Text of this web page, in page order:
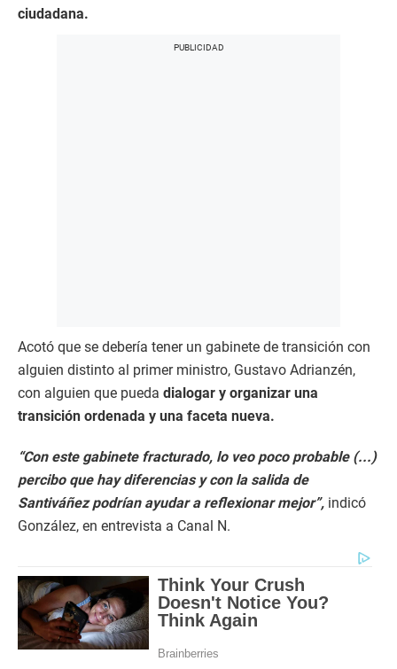
ciudadana.
Acotó que se debería tener un gabinete de transición con
alguien distinto al primer ministro, Gustavo Adrianzén,
con alguien que pueda dialogar y organizar una
transición ordenada y una faceta nueva.
“Con este gabinete fracturado, lo veo poco probable (...)
percibo que hay diferencias y con la salida de
Santiváñez podrían ayudar a reflexionar mejor”, indicó
González, en entrevista a Canal N.